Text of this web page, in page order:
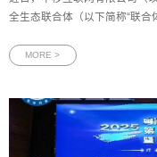
全生态联合体（以下简称“联合
网络安全领域联合体成员单位
MORE >